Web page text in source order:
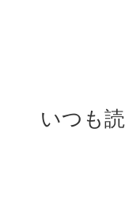
いつも